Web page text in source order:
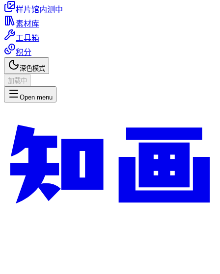
样片馆内测中
素材库
工具箱
积分
深色模式
加载中
Open menu